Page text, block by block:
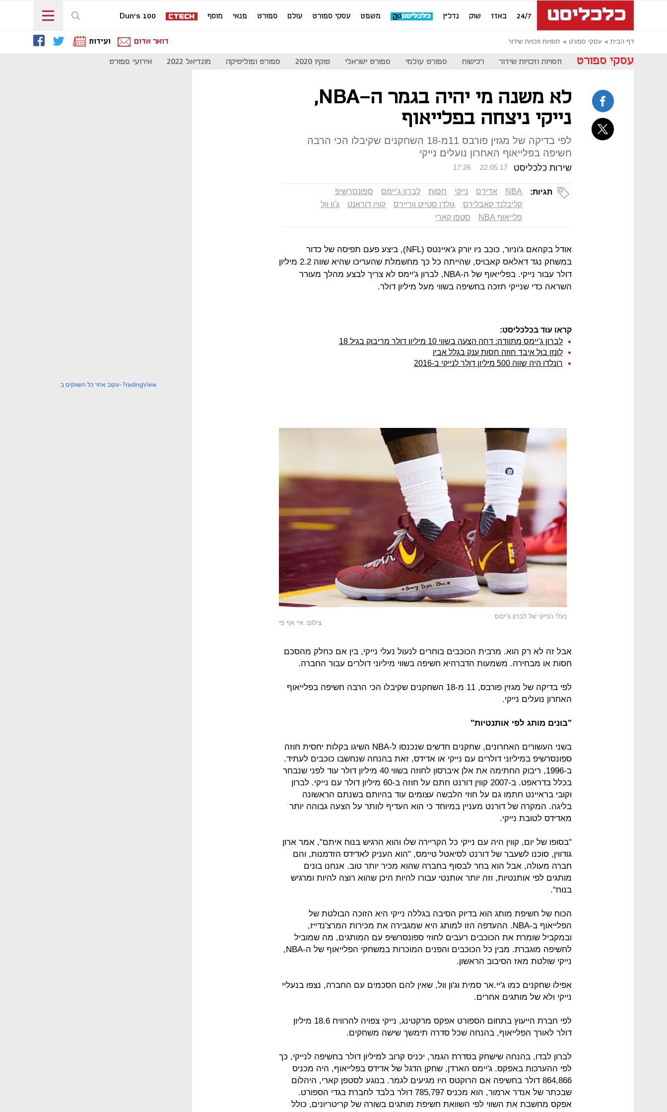
24/7 באזז שוק נדל"ן משפט עסקי ספורט עולם ספורט פנאי מוסף Dun's 100
דף הבית עסקי ספורט חסויות וזכויות שידור דואר אדום ועידות
עסקי ספורט חסויות וזכויות שידור רכישות ספורט עולמי ספורט ישראלי טוקיו 2020 ספורט ופוליטיקה מונדיאל 2022 אירועי ספורט
לא משנה מי יהיה בגמר ה-NBA,
נייקי ניצחה בפלייאוף
לפי בדיקה של מגזין פורבס 11מ-18 השחקנים שקיבלו הכי הרבה
חשיפה בפלייאוף האחרון נועלים נייקי
שירות כלכליסט 17:26 22.05.17
תגיות: NBA אדידס נייקי חסות לברון ג'יימס
ספונסרשיפ
קליבלנד קאבלירס
גולדן סטייט ווריירס קווין דוראנט
ג'ון וול
פלייאוף NBA
סטפן קארי
אודל בקהאם ג'וניור, כוכב ניו יורק ג'איינטס (NFL), ביצע פעם תפיסה של כדור
במשחק נגד דאלאס קאבויס, שהייתה כל כך מחשמלת שהעריכו שהיא שווה 2.2 מיליון
דולר עבור נייקי. בפלייאוף של ה-NBA, לברון ג'יימס לא צריך לבצע מהלך מעורר
השראה כדי שנייקי תזכה בחשיפה בשווי מעל מיליון דולר.
קראו עוד בכלכליסט:
לברון ג'יימס מתוודה: דחה הצעה בשווי 10 מיליון דולר מריבוק בגיל 18
לונזו בול איבד חוזה חסות ענק בגלל אביו
רונלדו היה שווה 500 מיליון דולר לנייקי ב-2016
נעלי הנייקי של לברון ג'יימס
צילום: איי אף פי
אבל זה לא רק הוא. מרבית הכוכבים בוחרים לנעול נעלי נייקי, בין אם כחלק מהסכם
חסות או מבחירה. משמעות הדברהיא חשיפה בשווי מיליוני דולרים עבור החברה.
לפי בדיקה של מגזין פורבס, 11 מ-18 השחקנים שקיבלו הכי הרבה חשיפה בפלייאוף
האחרון נועלים נייקי.
"בונים מותג לפי אותנטיות"
בשני העשורים האחרונים, שחקנים חדשים שנכנסו ל-NBA השיגו בקלות יחסית חוזה
ספונסרשיפ במיליוני דולרים עם נייקי או אדידס, זאת בהנחה שנחשבו כוכבים לעתיד.
ב-1996, ריבוק החתימה את אלן איברסון לחוזה בשווי 40 מיליון דולר עוד לפני שנבחר
בכלל בדראפט. ב-2007 קווין דורנט חתם על חוזה ב-60 מיליון דולר עם נייקי. לברון
וקובי בראיינט חתמו גם על חוזי הלבשה עצומים עוד בהיותם בשנתם הראשונה
בליגה. המקרה של דורנט מעניין במיוחד כי הוא העדיף לוותר על הצעה גבוהה יותר
מאדידס לטובת נייקי.
"בסופו של יום, קווין היה עם נייקי כל הקריירה שלו והוא הרגיש בנוח איתם", אמר ארון
גודווין, סוכנו לשעבר של דורנט לסיאטל טיימס, "הוא העניק לאדידס הזדמנות, והם
חברה מעולה, אבל הוא בחר לבסוף בחברה שהוא מכיר יותר טוב. אנחנו בונים
מותגים לפי אותנטיות, וזה יותר אותנטי עבורו להיות היכן שהוא רוצה להיות ומרגיש
בנוח".
הכוח של חשיפת מותג הוא בדיוק הסיבה בגללה נייקי היא הזוכה הבולטת של
הפלייאוף ב-NBA. ההעדפה הזו למותג היא שמגבירה את מכירות המרצ'נדייז,
ובמקביל שומרת את הכוכבים רעבים לחוזי ספונסרשיפ עם המותגים, מה שמוביל
לחשיפה מוגברת. מבין כל הכוכבים והפנים המוכרות במשחקי הפלייאוף של ה-NBA,
נייקי שולטת מאז הסיבוב הראשון.
אפילו שחקנים כמו ג'יי.אר סמית וג'ון וול, שאין להם הסכמים עם החברה, נצפו בנעליי
נייקי ולא של מותגים אחרים.
לפי חברת הייעוץ בתחום הספורט אפקס מרקטינג, נייקי צפויה להרוויח 18.6 מיליון
דולר לאורך הפלייאוף, בהנחה שכל סדרה תימשך שישה משחקים.
לברון לבדו, בהנחה שישחק בסדרת הגמר, יכניס קרוב למיליון דולר בחשיפה לנייקי, כך
לפי ההערכות באפקס. ג'יימס הארדן, שחקן הדגל של אדידס בפלייאוף, היה מכניס
864,866 דולר בחשיפה אם הרוקטס היו מגיעים לגמר. בנוגע לסטפן קארי, היהלום
שבכתר של אנדר ארמור, הוא מכניס 785,797 דולר בלבד לחברת בגדי הספורט.
אפקס מחשבת את השווי לפי השוואת חשיפת מותגים בשורה של קריטריונים, כולל
עקוב אחר כל השווקים ב-TradingView